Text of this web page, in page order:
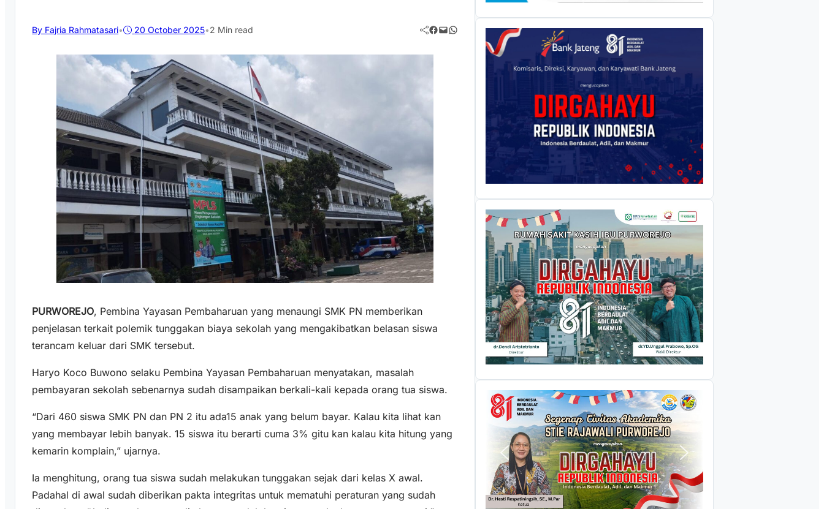
By Fajria Rahmatasari• 20 October 2025•2 Min read Facebook Mail WhatsApp
PURWOREJO, Pembina Yayasan Pembaharuan yang menaungi SMK PN memberikan
penjelasan terkait polemik tunggakan biaya sekolah yang mengakibatkan belasan siswa
terancam keluar dari SMK tersebut.
Haryo Koco Buwono selaku Pembina Yayasan Pembaharuan menyatakan, masalah
pembayaran sekolah sebenarnya sudah disampaikan berkali-kali kepada orang tua siswa.
“Dari 460 siswa SMK PN dan PN 2 itu ada15 anak yang belum bayar. Kalau kita lihat kan
yang membayar lebih banyak. 15 siswa itu berarti cuma 3% gitu kan kalau kita hitung yang
kemarin komplain,” ujarnya.
Ia menghitung, orang tua siswa sudah melakukan tunggakan sejak dari kelas X awal.
Padahal di awal sudah diberikan pakta integritas untuk mematuhi peraturan yang sudah